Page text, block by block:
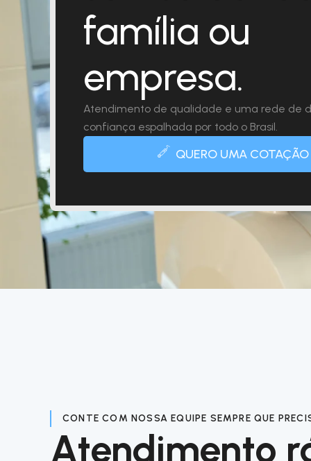
família ou
empresa.
Atendimento de qualidade e uma rede de
confiança espalhada por todo o Brasil.
QUERO UMA COTAÇÃO
CONTE COM NOSSA EQUIPE SEMPRE QUE
Atendimento